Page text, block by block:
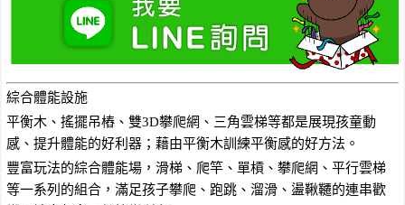
綜合體能設施
平衡木、搖擺吊樁、雙3D攀爬網、三角雲梯等都是展現孩童動
感、提升體能的好利器；藉由平衡木訓練平衡感的好方法。
豐富玩法的綜合體能場，滑梯、爬竿、單槓、攀爬網、平行雲梯
等一系列的組合，滿足孩子攀爬、跑跳、溜滑、盪鞦韆的連串歡